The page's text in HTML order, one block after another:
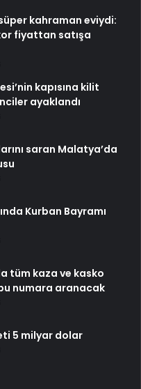
kahraman eviydi:
fiyattan satışa
kapısına kilit
ayaklandı
saran Malatya’da
Kurban Bayramı
tüm kaza ve kasko
numara aranacak
5 milyar dolar